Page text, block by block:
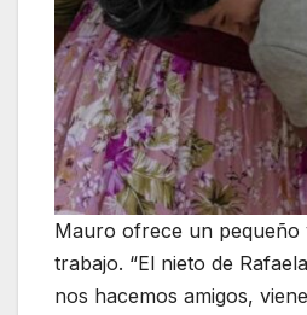
Mauro ofrece un pequeño
trabajo. “El nieto de
nos hacemos amigos,